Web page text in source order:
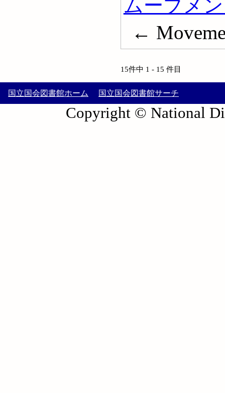
ムーブメ
←
15件中 1 - 15 件目
国立国会図書館ホーム 国立国会図書館サーチ
Copyright © National